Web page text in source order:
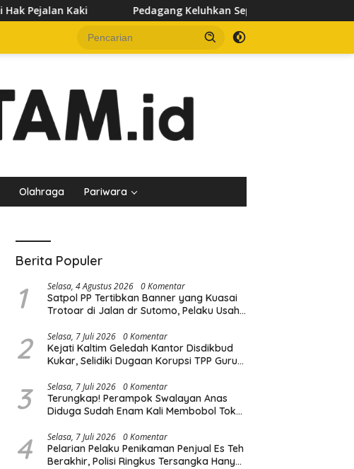
Pedagang Keluhkan Sepinya Pasar Pagi Samarinda, Minta Pemkot
Olahraga Pariwara
Berita Populer
1 Selasa, 4 Agustus 2026 0 Komentar
Satpol PP Tertibkan Banner yang Kuasai
Trotoar di Jalan dr Sutomo, Pelaku Usaha
2 Selasa, 7 Juli 2026 0 Komentar
Kejati Kaltim Geledah Kantor Disdikbud
Kukar, Selidiki Dugaan Korupsi TPP Guru
3 Selasa, 7 Juli 2026 0 Komentar
Terungkap! Perampok Swalayan Anas
Diduga Sudah Enam Kali Membobol Toko
4 Selasa, 7 Juli 2026 0 Komentar
Pelarian Pelaku Penikaman Penjual Es Teh
Berakhir, Polisi Ringkus Tersangka Hanya